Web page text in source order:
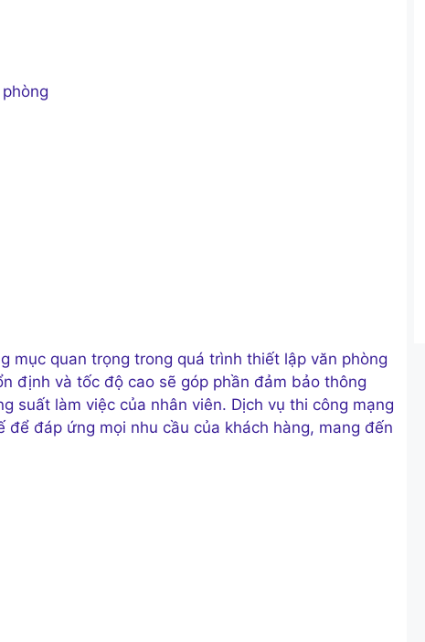
mục quan trọng trong quá trình thiết lập văn phòng
định và tốc độ cao sẽ góp phần đảm bảo thông
suất làm việc của nhân viên. Dịch vụ thi công mạng
đáp ứng mọi nhu cầu của khách hàng, mang đến